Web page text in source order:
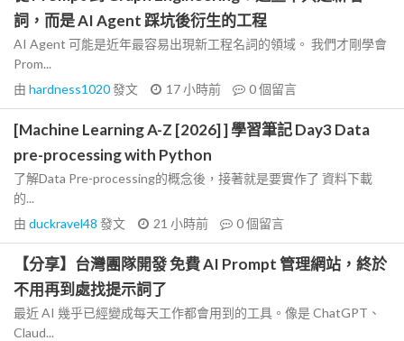
詞，而是 AI Agent 踩坑後衍生的工程
AI Agent 可能是近年最容易出現新工程名詞的領域。 我們才剛學會
Prom...
由 hardness1020發文 17 小時前 0個留言
[Machine Learning A-Z [2026] ] 學習筆記 Day3 Data
pre-processing with Python
了解Data Pre-processing的概念後，接著就是要實作了 資料下載
的...
由 duckravel48 發文 21 小時前 0個留言
【分享】台灣團隊開發 免費 AI Prompt 管理網站，終於
不用再到處找提示詞了
最近 AI 幾乎已經變成每天工作都會用到的工具。像是 ChatGPT、
Claud...